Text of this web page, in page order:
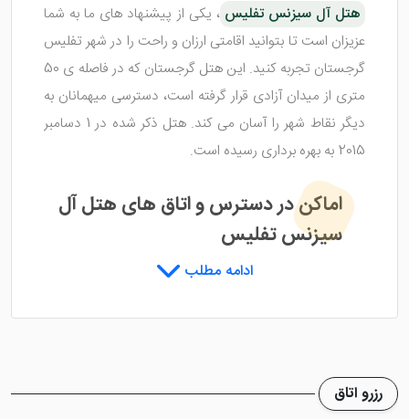
هتل آل سیزنس تفلیس ، یکی از پیشنهاد های ما به شما
عزیزان است تا بتوانید اقامتی ارزان و راحت را در شهر تفلیس
گرجستان تجربه کنید. این هتل گرجستان که در فاصله ی 50
متری از میدان آزادی قرار گرفته است، دسترسی میهمانان به
دیگر نقاط شهر را آسان می کند. هتل ذکر شده در 1 دسامبر
2015 به بهره برداری رسیده است.
اماکن در دسترس و اتاق های هتل آل
سیزنس تفلیس
خود به تئاتر روستا ولی بسیار نزدیک است زیرا در فاصله ی
ادامه مطلب
رزرو اتاق